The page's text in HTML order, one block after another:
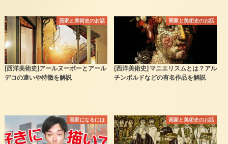
画家と美術史のお話
[西洋美術史]アールヌーボーとアール
デコの違いや特徴を解説
画家と美術史のお話
[西洋美術史] マニエリスムとは？アル
チンボルドなどの有名作品を解説
画家になるには 画家と美術史のお話